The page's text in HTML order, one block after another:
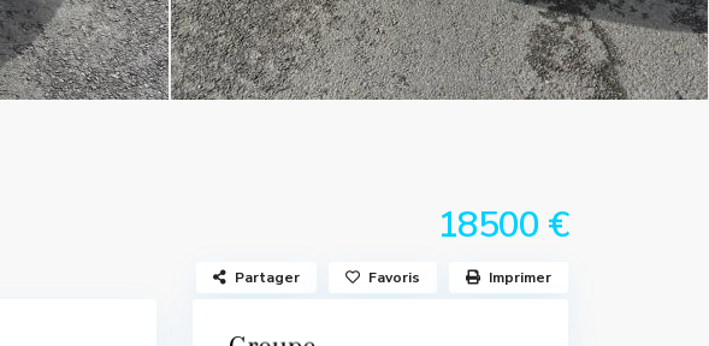
18500 €
Partager Favoris Imprimer